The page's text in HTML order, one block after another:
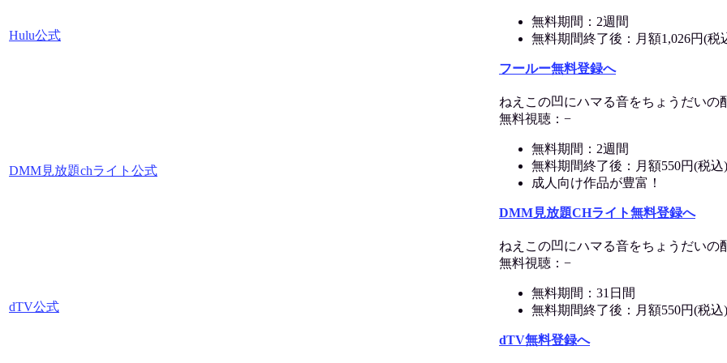
Hulu公式
無料期間：2週間
無料期間終了後：月額1,026円(税
フールー無料登録へ
DMM見放題chライト公式
ねえこの凹にハマる音をちょうだいの
無料視聴：−
無料期間：2週間
無料期間終了後：月額550円(税込)
成人向け作品が豊富！
DMM見放題CHライト無料登録へ
dTV公式
ねえこの凹にハマる音をちょうだいの
無料視聴：−
無料期間：31日間
無料期間終了後：月額550円(税込)
dTV無料登録へ